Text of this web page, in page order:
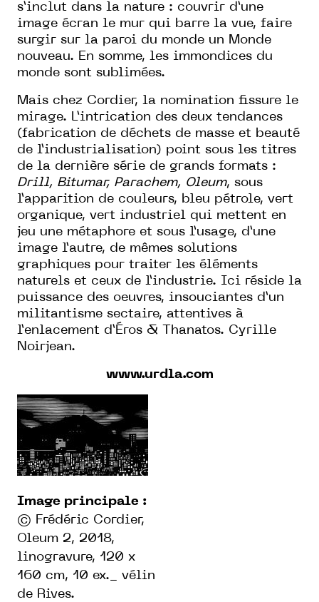
s’inclut dans la nature : couvrir d’une
image écran le mur qui barre la vue, faire
surgir sur la paroi du monde un Monde
nouveau. En somme, les immondices du
monde sont sublimées.
Mais chez Cordier, la nomination fissure le
mirage. L’intrication des deux tendances
(fabrication de déchets de masse et beauté
de l’industrialisation) point sous les titres
de la dernière série de grands formats :
Drill, Bitumar, Parachem, Oleum, sous
l’apparition de couleurs, bleu pétrole, vert
organique, vert industriel qui mettent en
jeu une métaphore et sous l’usage, d’une
image l’autre, de mêmes solutions
graphiques pour traiter les éléments
naturels et ceux de l’industrie. Ici réside la
puissance des oeuvres, insouciantes d’un
militantisme sectaire, attentives à
l’enlacement d’Éros & Thanatos. Cyrille
Noirjean.
www.urdla.com
Image principale :
© Frédéric Cordier,
Oleum 2, 2018,
linogravure, 120 x
160 cm, 10 ex._ vélin
de Rives.